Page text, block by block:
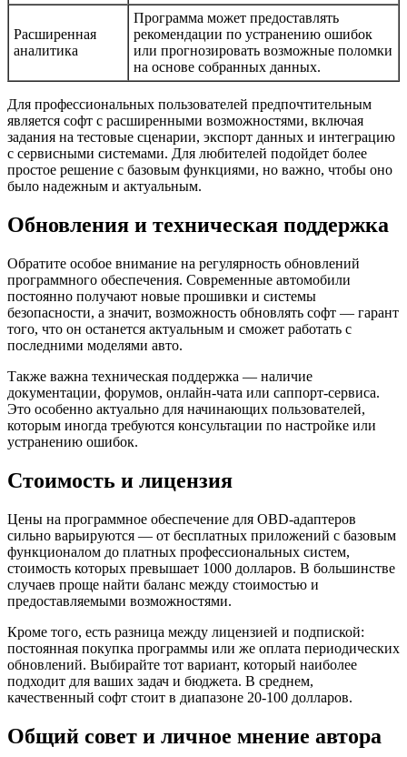
Расширенная
аналитика
Программа может предоставлять
рекомендации по устранению ошибок
или прогнозировать возможные поломки
на основе собранных данных.
Для профессиональных пользователей предпочтительным
является софт с расширенными возможностями, включая
задания на тестовые сценарии, экспорт данных и интеграцию
с сервисными системами. Для любителей подойдет более
простое решение с базовым функциями, но важно, чтобы оно
было надежным и актуальным.
Обновления и техническая поддержка
Обратите особое внимание на регулярность обновлений
программного обеспечения. Современные автомобили
постоянно получают новые прошивки и системы
безопасности, а значит, возможность обновлять софт — гарант
того, что он останется актуальным и сможет работать с
последними моделями авто.
Также важна техническая поддержка — наличие
документации, форумов, онлайн-чата или саппорт-сервиса.
Это особенно актуально для начинающих пользователей,
которым иногда требуются консультации по настройке или
устранению ошибок.
Стоимость и лицензия
Цены на программное обеспечение для OBD-адаптеров
сильно варьируются — от бесплатных приложений с базовым
функционалом до платных профессиональных систем,
стоимость которых превышает 1000 долларов. В большинстве
случаев проще найти баланс между стоимостью и
предоставляемыми возможностями.
Кроме того, есть разница между лицензией и подпиской:
постоянная покупка программы или же оплата периодических
обновлений. Выбирайте тот вариант, который наиболее
подходит для ваших задач и бюджета. В среднем,
качественный софт стоит в диапазоне 20-100 долларов.
Общий совет и личное мнение автора